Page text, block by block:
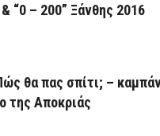
“0 – 200” Ξάνθης 2016
θα πας σπίτι; –
της Αποκριάς